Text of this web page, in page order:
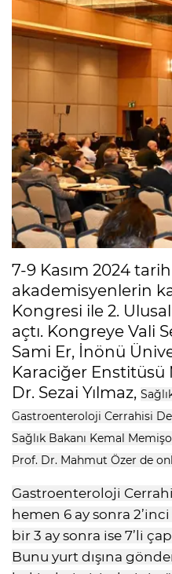
7-9 Kasım 2024
akademisyenlerin
Kongresi ile 2.
açtı. Kongreye Vali
Sami Er, İnönü
Karaciğer Enstitüsü
Dr. Sezai Yılmaz,
Gastroenteroloji Cerrahisi
Sağlık Bakanı Kemal
Prof. Dr. Mahmut Özer de
Gastroenteroloji
hemen 6 ay sonra
bir 3 ay sonra ise 7’li
Bunu yurt dışına